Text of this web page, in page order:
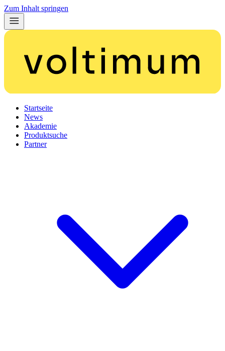
Zum Inhalt springen
Startseite
News
Akademie
Produktsuche
Partner